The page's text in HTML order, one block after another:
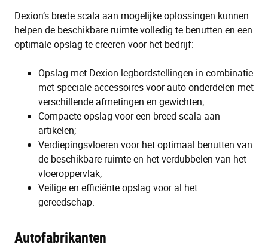
Dexion’s brede scala aan mogelijke oplossingen kunnen
helpen de beschikbare ruimte volledig te benutten en een
optimale opslag te creëren voor het bedrijf:
Opslag met Dexion legbordstellingen in combinatie
met speciale accessoires voor auto onderdelen met
verschillende afmetingen en gewichten;
Compacte opslag voor een breed scala aan
artikelen;
Verdiepingsvloeren voor het optimaal benutten van
de beschikbare ruimte en het verdubbelen van het
vloeroppervlak;
Veilige en efficiënte opslag voor al het
gereedschap.
Autofabrikanten